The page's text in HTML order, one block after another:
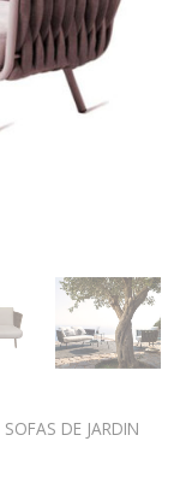
SOFAS DE JARDIN